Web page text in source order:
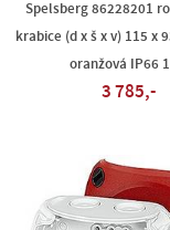
Spelsberg 86228201
krabice (d x š x v) 115 x
oranžová IP66
3 785,-